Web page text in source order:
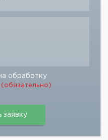
обработку
(обязательно)